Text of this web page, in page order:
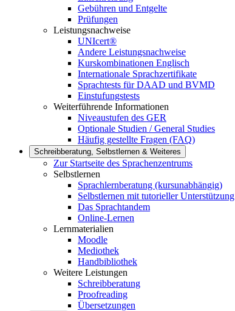
Gebühren und Entgelte
Prüfungen
Leistungsnachweise
UNIcert®
Andere Leistungsnachweise
Kurskombinationen Englisch
Internationale Sprachzertifikate
Sprachtests für DAAD und BVMD
Einstufungstests
Weiterführende Informationen
Niveaustufen des GER
Optionale Studien / General Studies
Häufig gestellte Fragen (FAQ)
Schreibberatung, Selbstlernen & Weiteres
Zur Startseite des Sprachenzentrums
Selbstlernen
Sprachlernberatung (kursunabhängig)
Selbstlernen mit tutorieller Unterstützung
Das Sprachtandem
Online-Lernen
Lernmaterialien
Moodle
Mediothek
Handbibliothek
Weitere Leistungen
Schreibberatung
Proofreading
Übersetzungen